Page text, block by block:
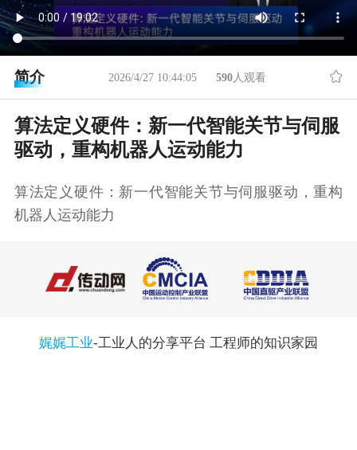
简介 2026/4/27 10:44:05 590人观看
算法定义硬件：新一代智能关节与伺服
驱动，重构机器人运动能力
算法定义硬件：新一代智能关节与伺服驱动，重构
机器人运动能力
娓娓工业-工业人的分享平台 工程师的知识家园